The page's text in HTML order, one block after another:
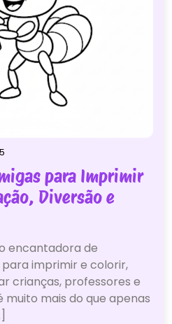
para Imprimir
Diversão e
encantadora de
imprimir e colorir,
crianças, professores e
muito mais do que apenas